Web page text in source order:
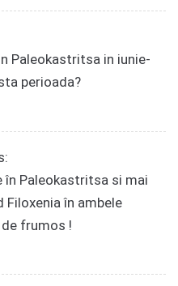
Paleokastritsa in iunie-
perioada?
Paleokastritsa si mai
Filoxenia în ambele
de frumos !